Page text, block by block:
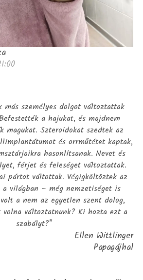
más személyes dolgot változtattak
a hajukat, és majdnem
magukat. Szteroidokat szedtek az
és orrműtétet kaptak,
hasonlítsanak. Nevet és
férjet és feleséget változtattak.
pártot váltottak. Végigköltöztek az
a világban – még nemzetiséget is
a nem az egyetlen szent dolog,
változtatnunk? Ki hozta ezt a
szabályt?"
Ellen Wittlinger
Papagájhal